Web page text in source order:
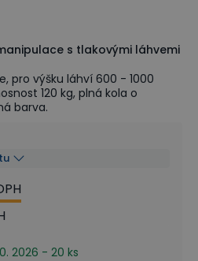
s tlakovými láhvemi
pro výšku láhví 600 - 1000
120 kg, plná kola o
barva.
2026 - 20 ks